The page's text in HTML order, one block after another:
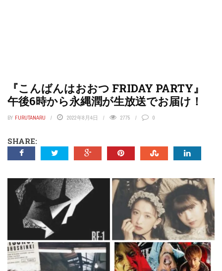
『こんばんはおおつ FRIDAY PARTY』
午後6時から永縄潤が生放送でお届け！
BY FURUTANARU 2022年8月4日 2775 0
SHARE: